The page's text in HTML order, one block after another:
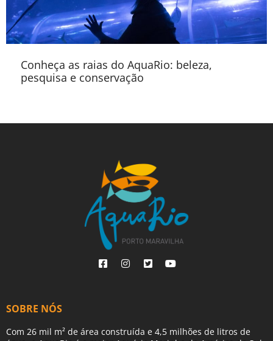
Conheça as raias do AquaRio: beleza,
pesquisa e conservação
SOBRE NÓS
Com 26 mil m² de área construída e 4,5 milhões de litros de